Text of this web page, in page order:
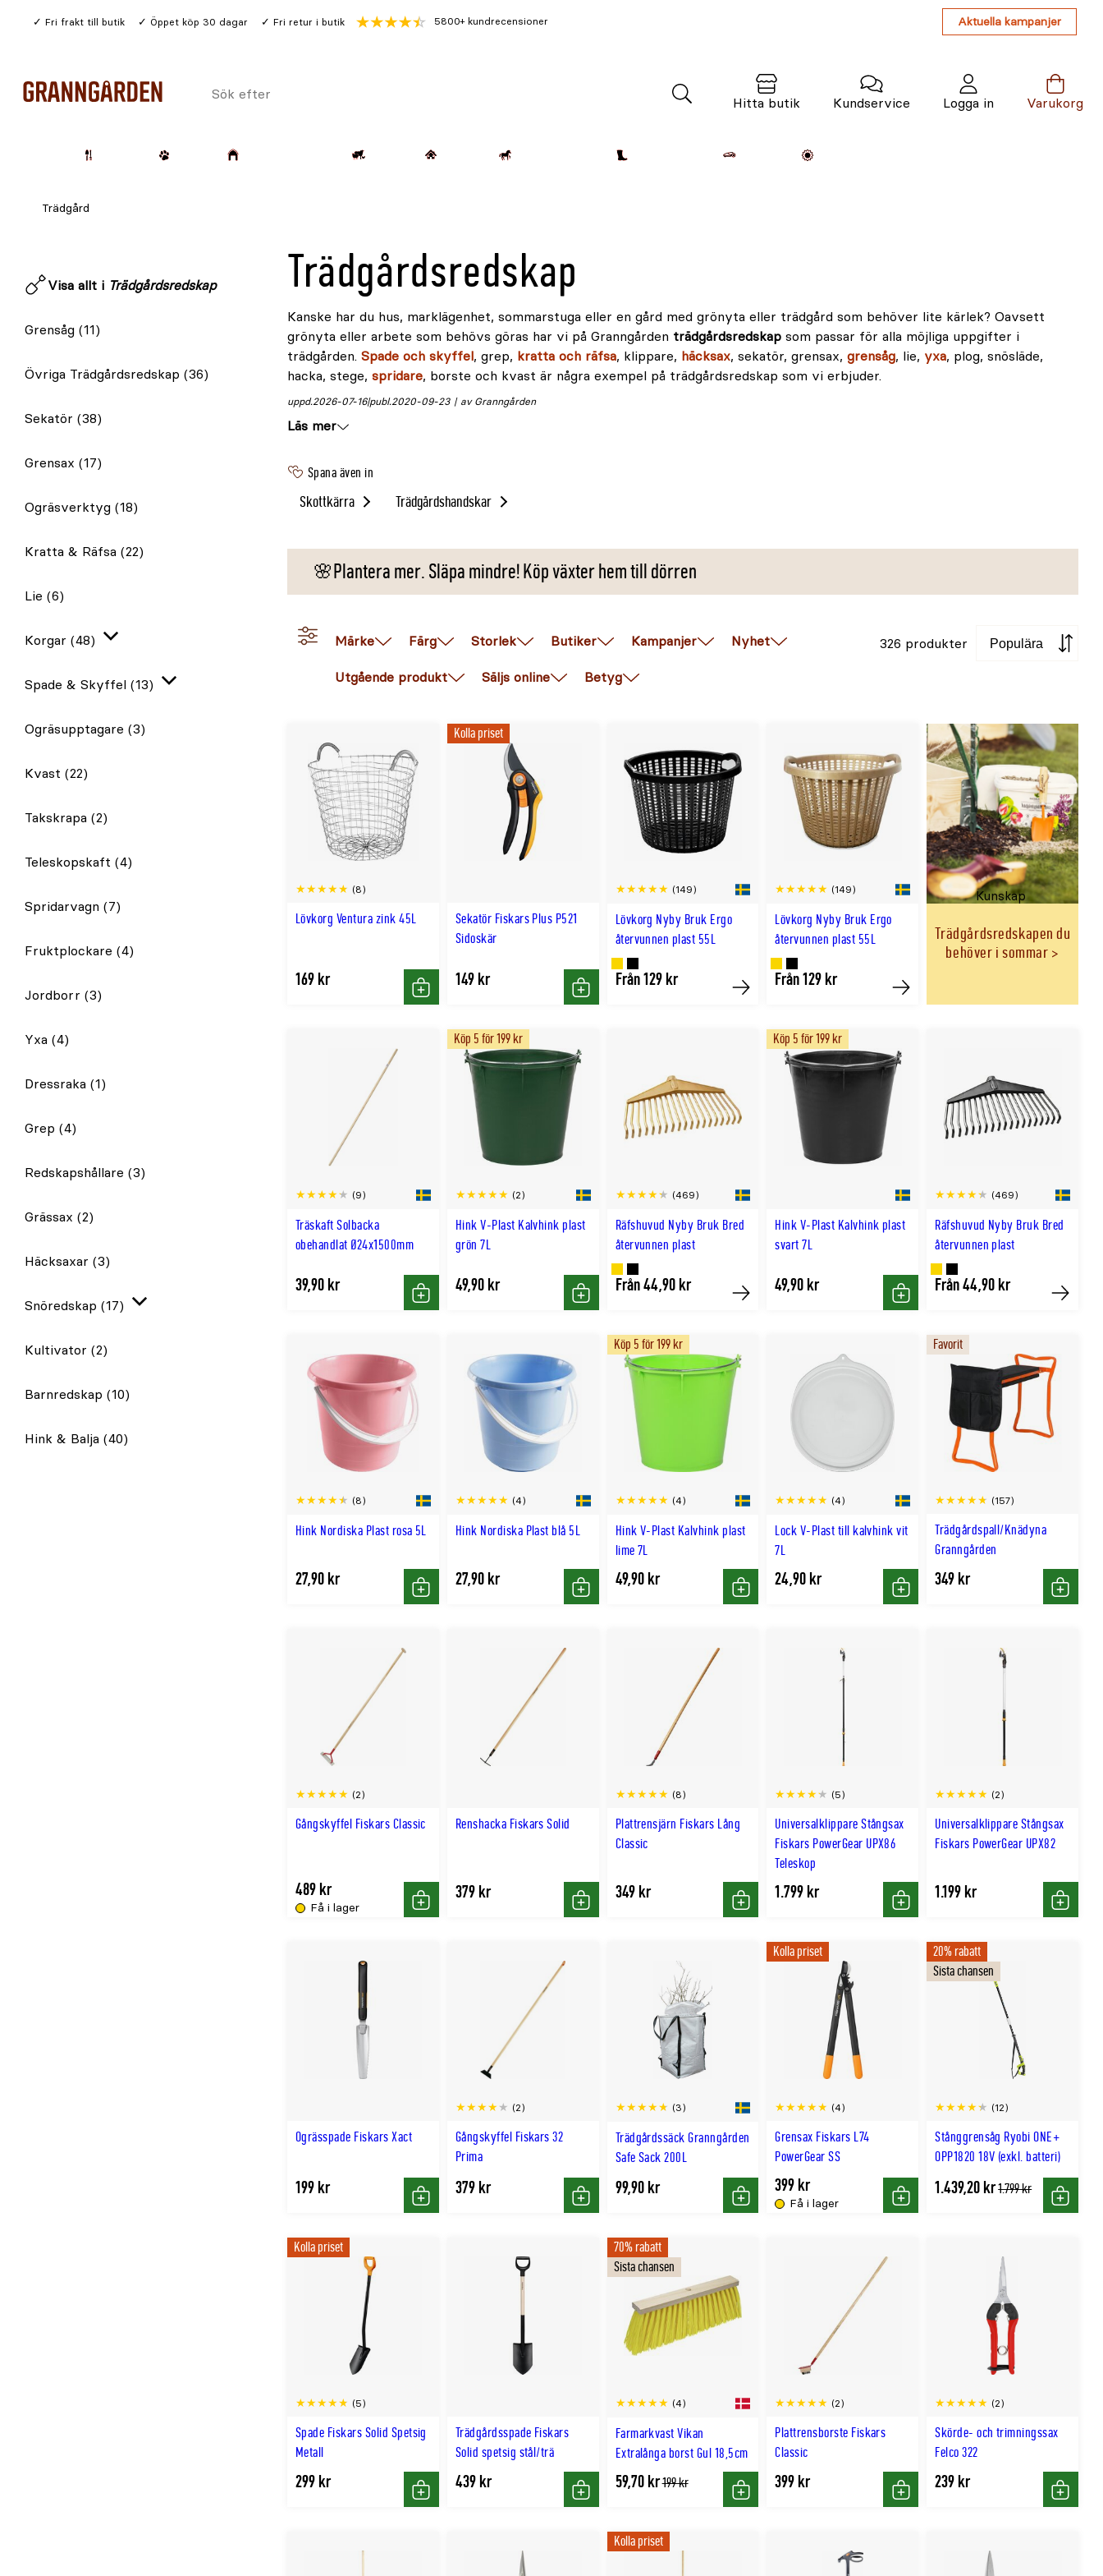
Fri frakt till butik Öppet köp 30 dagar Fri retur i butik 5800+ kundrecensioner Aktuella kampanjer
Sök
Hitta butik Kundservice Logga in Varukorg
Trädgård
Trädgårdsredskap
Kanske har du hus, marklägenhet, sommarstuga eller en gård med grönyta eller trädgård som behöver lite kärlek? Oavsett
grönyta eller arbete som behövs göras har vi på Granngården trädgårdsredskap som passar för alla möjliga uppgifter i
trädgården. Spade och skyffel, grep, kratta och räfsa, klippare, häcksax, sekatör, grensax, grensåg, lie, yxa, plog, snösläde,
hacka, stege, spridare, borste och kvast är några exempel på trädgårdsredskap som vi erbjuder.
publ.2020-09-23
uppd.2026-07-16 av Granngården
Läs mer
Spana även in
Skottkärra Trädgårdshandskar
Visa allt i Trädgårdsredskap
Grensåg (11)
Övriga Trädgårdsredskap (36)
Sekatör (38)
Grensax (17)
Ogräsverktyg (18)
Kratta & Räfsa (22)
Lie (6)
Korgar (48)
Spade & Skyffel (13)
Ogräsupptagare (3)
Kvast (22)
Takskrapa (2)
Teleskopskaft (4)
Spridarvagn (7)
Fruktplockare (4)
Jordborr (3)
Yxa (4)
Dressraka (1)
Grep (4)
Redskapshållare (3)
Grässax (2)
Häcksaxar (3)
Snöredskap (17)
Kultivator (2)
Barnredskap (10)
Hink & Balja (40)
🌸Plantera mer. Släpa mindre! Köp växter hem till dörren
Märke Färg Storlek Butiker Kampanjer Nyhet
Utgående produkt Säljs online Betyg
Sortera
326 produkter
Lövkorg Ventura zink 45L
(8)
169 kr
Köp
Sekatör Fiskars Plus P521
Sidoskär
Kolla priset
149 kr
Köp
Lövkorg Nyby Bruk Ergo
återvunnen plast 55L
Finns
Finns
(149)
Från 129 kr
Köp
Lövkorg Nyby Bruk Ergo
återvunnen plast 55L
Finns
GULD
färg
Finns
SVART
färg
(149)
Från 129 kr
Köp
Kunskap
Trädgårdsredskapen du
behöver i sommar
Träskaft Solbacka
obehandlat Ø24x1500mm
(9)
39,90 kr
Köp
Hink V-Plast Kalvhink plast
grön 7L
(2)
Köp 5 för 199 kr
49,90 kr
Köp
Räfshuvud Nyby Bruk Bred
återvunnen plast
Finns
GULD
färg
Finns
SVART
färg
(469)
Från 44,90 kr
Köp
Hink V-Plast Kalvhink plast
svart 7L
Köp 5 för 199 kr
49,90 kr
Köp
Räfshuvud Nyby Bruk Bred
återvunnen plast
Finns
GULD
färg
Finns
SVART
färg
(469)
Från 44,90 kr
Köp
Hink Nordiska Plast rosa 5L
(8)
27,90 kr
Köp
Hink Nordiska Plast blå 5L
(4)
27,90 kr
Köp
Hink V-Plast Kalvhink plast
lime 7L
(4)
Köp 5 för 199 kr
49,90 kr
Köp
Lock V-Plast till kalvhink vit
7L
(4)
24,90 kr
Köp
Trädgårdspall/Knädyna
Granngården
(157)
Favorit
349 kr
Köp
Gångskyffel Fiskars Classic
(2)
Få i lager
489 kr
Köp
Renshacka Fiskars Solid
379 kr
Köp
Plattrensjärn Fiskars Lång
Classic
(8)
349 kr
Köp
Universalklippare Stångsax
Fiskars PowerGear UPX86
Teleskop
(5)
1.799 kr
Köp
Universalklippare Stångsax
Fiskars PowerGear UPX82
(2)
1.199 kr
Köp
Ogrässpade Fiskars Xact
199 kr
Köp
Gångskyffel Fiskars 32
Prima
(2)
379 kr
Köp
Trädgårdssäck Granngården
Safe Sack 200L
(3)
99,90 kr
Köp
Grensax Fiskars L74
PowerGear SS
(4)
Kolla priset
Få i lager
399 kr
Köp
Stånggrensåg Ryobi ONE+
OPP1820 18V (exkl. batteri)
(12)
20% rabatt
Sista chansen
1.439,20 krTidligere
1.799 kr
Köp
Spade Fiskars Solid Spetsig
Metall
(5)
Kolla priset
299 kr
Köp
Trädgårdsspade Fiskars
Solid spetsig stål/trä
439 kr
Köp
Farmarkvast Vikan
Extralånga borst Gul 18,5cm
(4)
70% rabatt
Sista chansen
59,70 krTidligere
199 kr
Köp
Plattrensborste Fiskars
Classic
(2)
399 kr
Köp
Skörde- och trimningssax
Felco 322
(2)
239 kr
Köp
Kolla priset